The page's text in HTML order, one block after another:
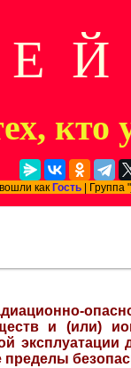
кто
как Гость| Группа "
и (или)
эксплуатации